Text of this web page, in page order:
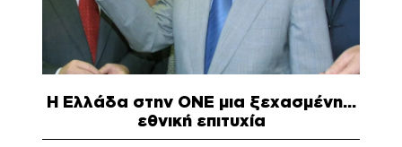
Η Ελλάδα στην ΟΝΕ μια ξεχασμένη…
εθνική επιτυχία